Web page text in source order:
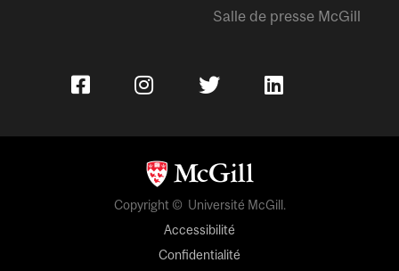
Salle de presse McGill
Copyright © Université McGill.
Accessibilité
Confidentialité